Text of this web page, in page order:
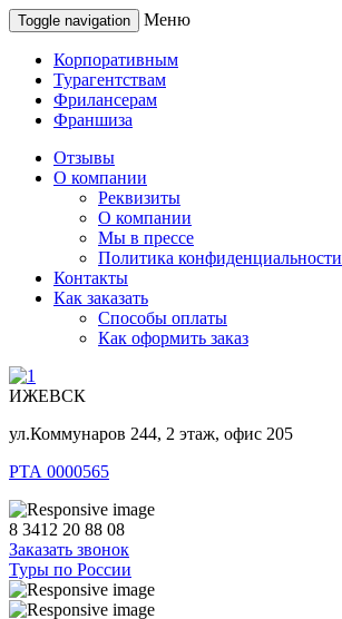
Toggle navigation Меню
Корпоративным
Турагентствам
Фрилансерам
Франшиза
Отзывы
О компании
Реквизиты
О компании
Мы в прессе
Политика конфиденциальности
Контакты
Как заказать
Способы оплаты
Как оформить заказ
ИЖЕВСК
ул.Коммунаров 244, 2 этаж, офис 205
РТА 0000565
8 3412 20 88 08
Заказать звонок
Туры по России